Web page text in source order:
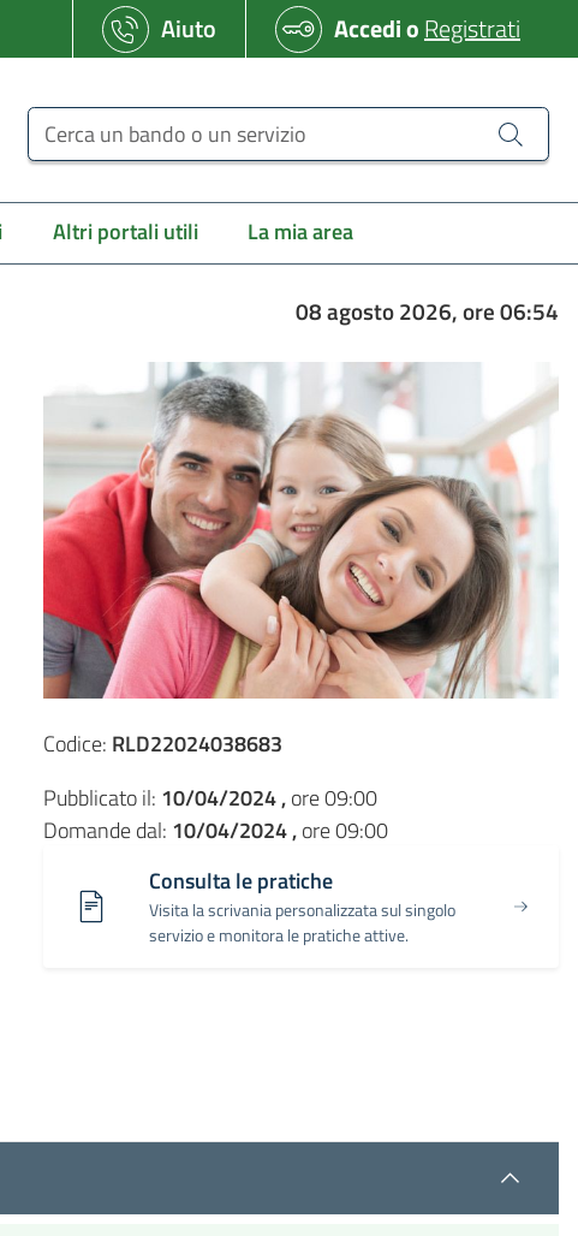
Aiuto AccedioRegistrati
Cerca un bando o un servizio
Altri portali utili La mia area
08 agosto 2026, ore 06:54
Codice: RLD22024038683
Pubblicato il: 10/04/2024 ,ore 09:00
Domande dal: 10/04/2024 ,ore 09:00
Consulta le pratiche
Visita la scrivania personalizzata sul singolo
servizio e monitora le pratiche attive.